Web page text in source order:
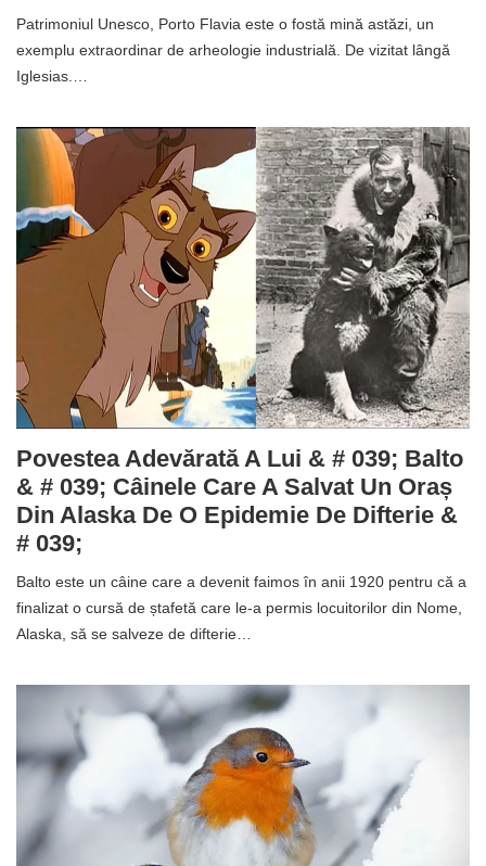
Patrimoniul Unesco, Porto Flavia este o fostă mină astăzi, un
exemplu extraordinar de arheologie industrială. De vizitat lângă
Iglesias.…
Povestea Adevărată A Lui & # 039; Balto
& # 039; Câinele Care A Salvat Un Oraș
Din Alaska De O Epidemie De Difterie &
# 039;
Balto este un câine care a devenit faimos în anii 1920 pentru că a
finalizat o cursă de ștafetă care le-a permis locuitorilor din Nome,
Alaska, să se salveze de difterie…